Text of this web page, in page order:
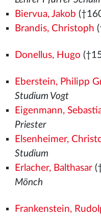
Biervua, Jakob
Brandis, Christoph
Donellus, Hugo
Eberstein, Philipp
Studium Vogt
Eigenmann,
Priester
Elsenheimer,
Studium
Erlacher, Balthasar
Mönch
Frankenstein,